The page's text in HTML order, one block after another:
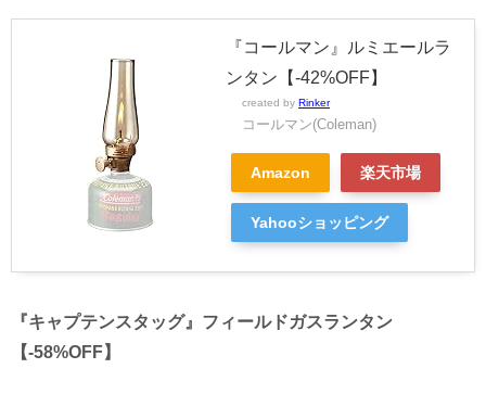
『コールマン』ルミエールラ
ンタン【-42%OFF】
created by Rinker
コールマン(Coleman)
Amazon 楽天市場
Yahooショッピング
『キャプテンスタッグ』フィールドガスランタン
【-58%OFF】